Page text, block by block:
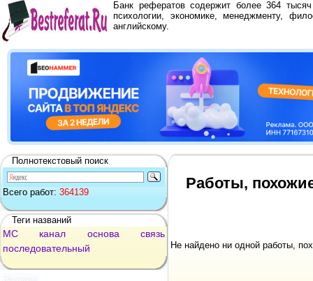
Банк рефератов содержит более 364
психологии, экономике, менеджменту,
английскому.
Полнотекстовый поиск
Всего работ: 364139
Теги названий
МС канал основа
связь
последовательный
Работы,
Не найдено ни одной работы,